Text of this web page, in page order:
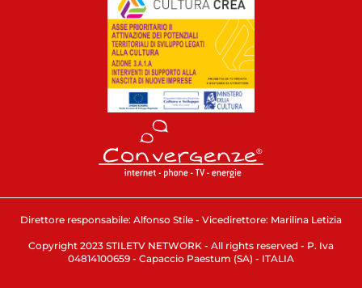
Direttore responsabile: Alfonso Stile - Vicedirettore: Marilina Letizia
Copyright 2023 STILETV NETWORK - All rights reserved - P. Iva
04814100659 - Capaccio Paestum (SA) - ITALIA